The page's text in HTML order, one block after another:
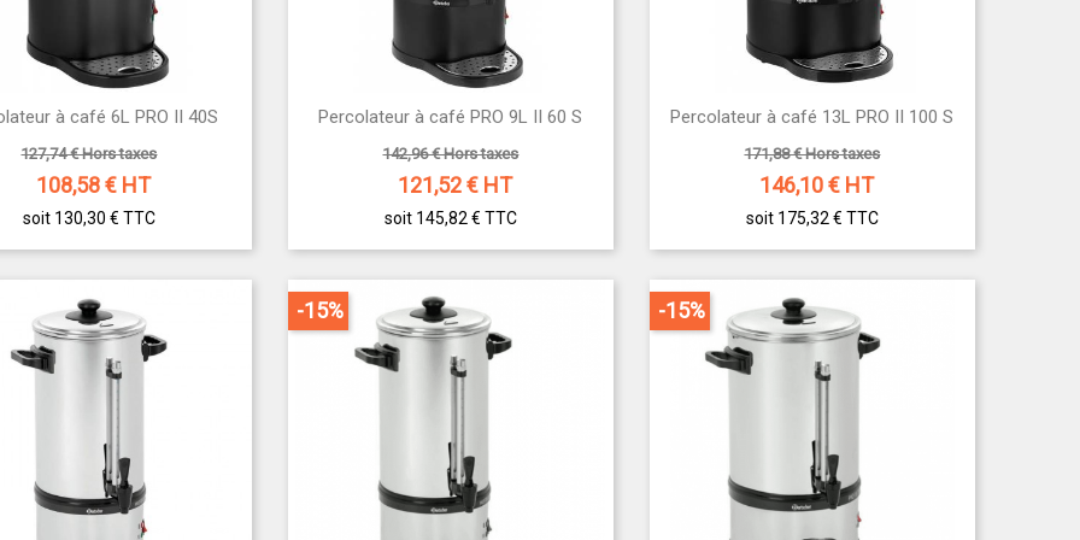
choisir nos machines à café filtre CHR ?
pour un usage professionnel intensif
optimale des arômes et goût constant
et durabilité pour un investissement sûr
à utiliser et à entretenir
votre établissement avec nos machines à café filtre CHRet assurez un café de qualité à chaque service, que
pour un buffet, un restaurant ou un café.
Aperçu rapide
à café 6L PRO II 40S
127,74 € Hors taxes
108,58€ HT
soit 130,30 € TTC
Aperçu rapide
Percolateur à café PRO 9L II 60 S
142,96 € Hors taxes
121,52€ HT
soit 145,82 € TTC
 Aperçu rapide
Percolateur à café 13L PRO II 100 S
171,88 € Hors taxes
146,10€ HT
soit 175,32 € TTC
-15% -15%